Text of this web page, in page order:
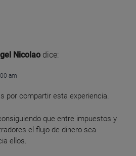
Nicolao dice:
am
por compartir esta experiencia.
que entre impuestos y
el flujo de dinero sea
ellos.